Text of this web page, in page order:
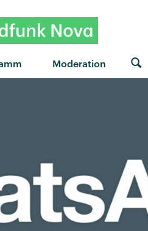
Moderation
"Anxiety" von Doechii ·